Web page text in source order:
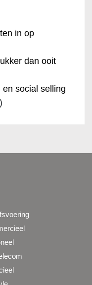
in op
dan ooit
social selling